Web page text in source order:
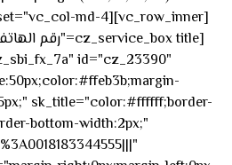
id="cz_23390"
sk_title="color:#ffffff;border-
bottom-width:2px;"